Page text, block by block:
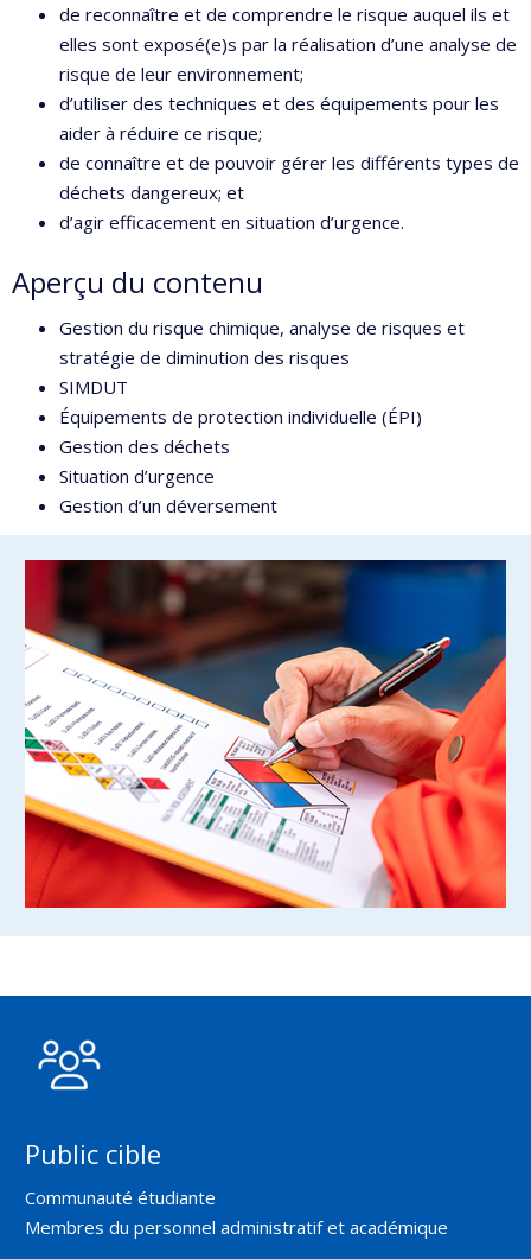
de reconnaître et de comprendre le risque auquel ils et
elles sont exposé(e)s par la réalisation d’une analyse de
risque de leur environnement;
d’utiliser des techniques et des équipements pour les
aider à réduire ce risque;
de connaître et de pouvoir gérer les différents types de
déchets dangereux; et
d’agir efficacement en situation d’urgence.
Aperçu du contenu
Gestion du risque chimique, analyse de risques et
stratégie de diminution des risques
SIMDUT
Équipements de protection individuelle (ÉPI)
Gestion des déchets
Situation d’urgence
Gestion d’un déversement
Public cible
Communauté étudiante
Membres du personnel administratif et académique